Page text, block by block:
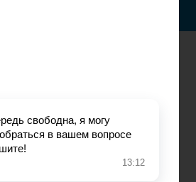
при разводе